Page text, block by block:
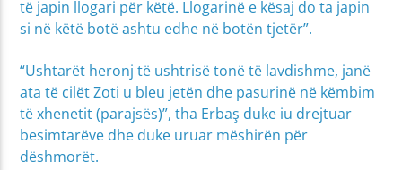
të japin llogari për këtë. Llogarinë e kësaj do ta japin
si në këtë botë ashtu edhe në botën tjetër”.
“Ushtarët heronj të ushtrisë tonë të lavdishme, janë
ata të cilët Zoti u bleu jetën dhe pasurinë në këmbim
të xhenetit (parajsës)”, tha Erbaş duke iu drejtuar
besimtarëve dhe duke uruar mëshirën për
dëshmorët.